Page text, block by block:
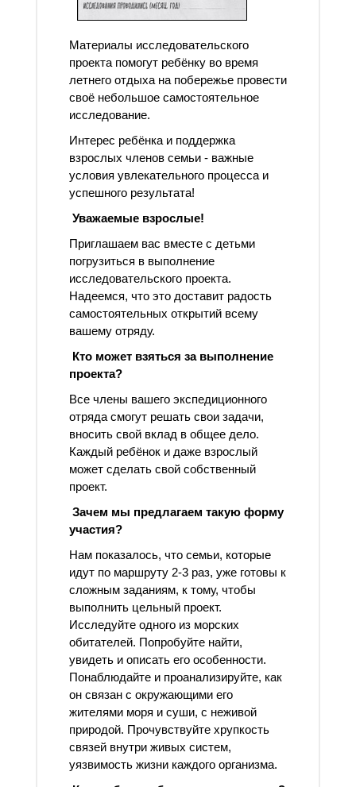
Материалы исследовательского
проекта помогут ребёнку во время
летнего отдыха на побережье провести
своё небольшое самостоятельное
исследование.
Интерес ребёнка и поддержка
взрослых членов семьи - важные
условия увлекательного процесса и
успешного результата!
Уважаемые взрослые!
Приглашаем вас вместе с детьми
погрузиться в выполнение
исследовательского проекта.
Надеемся, что это доставит радость
самостоятельных открытий всему
вашему отряду.
Кто может взяться за выполнение
проекта?
Все члены вашего экспедиционного
отряда смогут решать свои задачи,
вносить свой вклад в общее дело.
Каждый ребёнок и даже взрослый
может сделать свой собственный
проект.
Зачем мы предлагаем такую форму
участия?
Нам показалось, что семьи, которые
идут по маршруту 2-3 раз, уже готовы к
сложным заданиям, к тому, чтобы
выполнить цельный проект.
Исследуйте одного из морских
обитателей. Попробуйте найти,
увидеть и описать его особенности.
Понаблюдайте и проанализируйте, как
он связан с окружающими его
жителями моря и суши, с неживой
природой. Прочувствуйте хрупкость
связей внутри живых систем,
уязвимость жизни каждого организма.